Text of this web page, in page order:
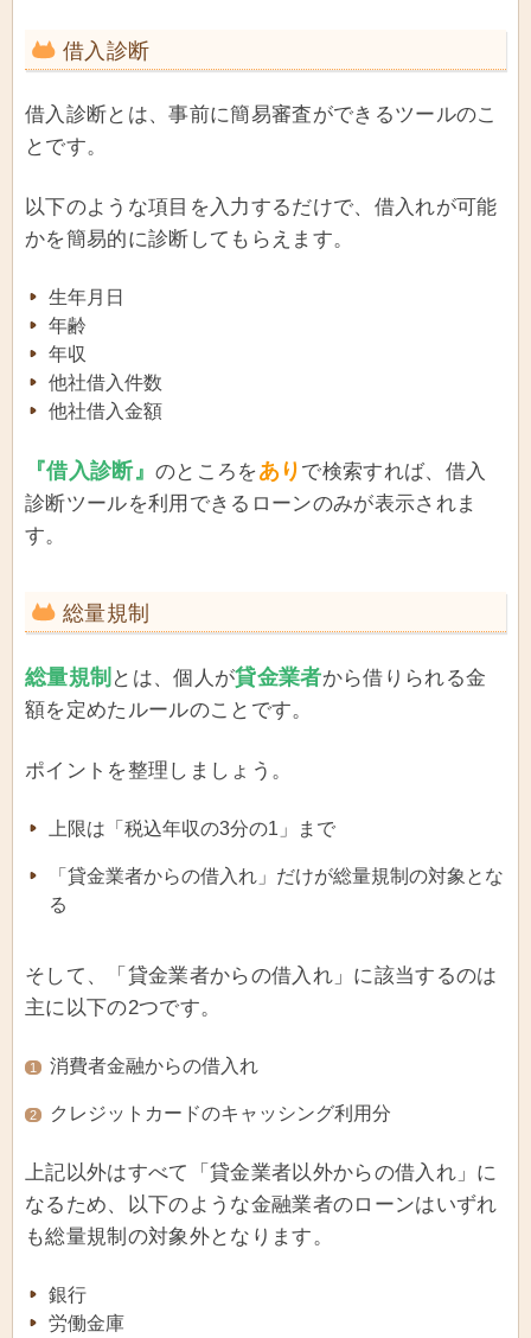
借入診断
借入診断とは、事前に簡易審査ができるツールのこ
とです。
以下のような項目を入力するだけで、借入れが可能
かを簡易的に診断してもらえます。
生年月日
年齢
年収
他社借入件数
他社借入金額
『借入診断』のところをあり で検索すれば、借入
診断ツールを利用できるローンのみが表示されま
す。
総量規制
総量規制 とは、個人が貸金業者から借りられる金
額を定めたルールのことです。
ポイントを整理しましょう。
上限は「税込年収の3分の1」まで
「貸金業者からの借入れ」だけが総量規制の対象とな
る
そして、「貸金業者からの借入れ」に該当するのは
主に以下の2つです。
1 消費者金融からの借入れ
2 クレジットカードのキャッシング利用分
上記以外はすべて「貸金業者以外からの借入れ」に
なるため、以下のような金融業者のローンはいずれ
も総量規制の対象外となります。
銀行
労働金庫